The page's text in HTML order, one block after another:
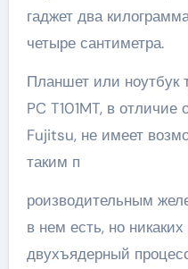
гаджет два
четыре сантиметра.
Планшет или ноутбук
PC T101MT, в отличие
Fujitsu, не имеет
таким п
роизводительным
в нем есть, но
двухъядерный